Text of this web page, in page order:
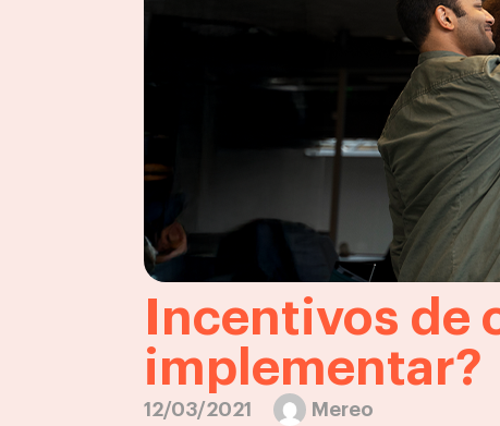
Incentivos de
implementar?
12/03/2021 Mereo